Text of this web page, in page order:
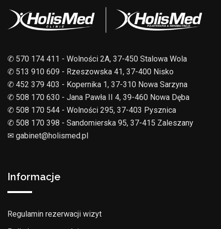
✆ 570 174 411 - Wolności 2A, 37-450 Stalowa Wola
✆ 513 910 609 - Rzeszowska 41, 37-400 Nisko
✆ 452 379 403 - Kopernika 1, 37-310 Nowa Sarzyna
✆ 508 170 630 - Jana Pawła II 4, 39-460 Nowa Dęba
✆ 508 170 544 - Wolności 295, 37-403 Pysznica
✆ 508 170 398 - Sandomierska 95, 37-415 Zaleszany
✉︎ gabinet@holismed.pl
Informacje
Regulamin rezerwacji wizyt